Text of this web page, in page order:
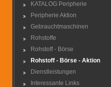
KATALOG Peripherie
Peripherie Aktion
Gebrauchtmaschinen
Rohstoffe
Rohstoff - Börse
Rohstoff - Börse - Aktion
Dienstleistungen
Interessante Links